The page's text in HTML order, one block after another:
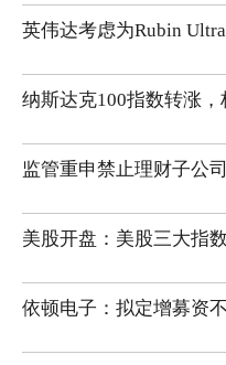
英伟达考虑为Rubin
纳斯达克100指数转涨
监管重申禁止理财子公
美股开盘：美股三大指
依顿电子：拟定增募资